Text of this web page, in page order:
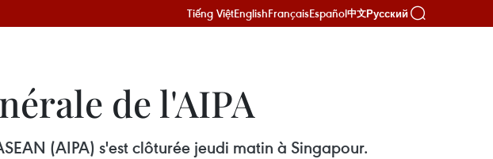
Tiếng ViệtEnglishFrançaisEspañol中文Русский
de l'AIPA
(AIPA) s'est clôturée jeudi matin à Singapour.